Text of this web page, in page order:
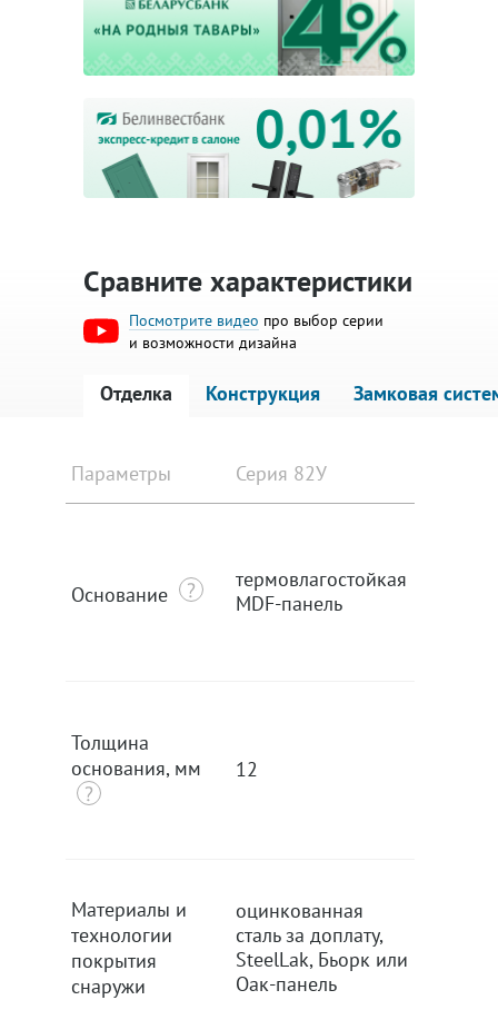
Сравните характеристики
Посмотрите видео про выбор серии
и возможности дизайна
Отделка Конструкция Замковая
Параметры
Основание
Толщина
основания, мм
Материалы и
технологии
покрытия
снаружи
Серия 82У
термовлагостойкая
MDF-панель
12
оцинкованная
сталь за доплату,
SteelLak, Бьорк или
Оак-панель